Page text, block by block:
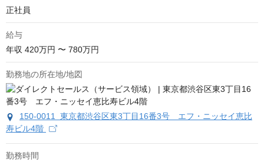
正社員
給与
年収 420万円 〜 780万円
勤務地の所在地/地図
150-0011 東京都渋谷区東3丁目16番3号 エフ・ニッセイ恵比
寿ビル4階
勤務時間